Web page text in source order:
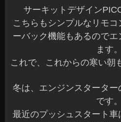
サーキットデザイン
こちらもシンプルなリモ
ーバック機能もあるのでエ
ます。
これで、これからの寒い朝
冬は、エンジンスタータ
です。
最近のプッシュスタート車